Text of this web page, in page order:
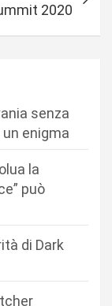
2020
senza
enigma
la
può
di Dark